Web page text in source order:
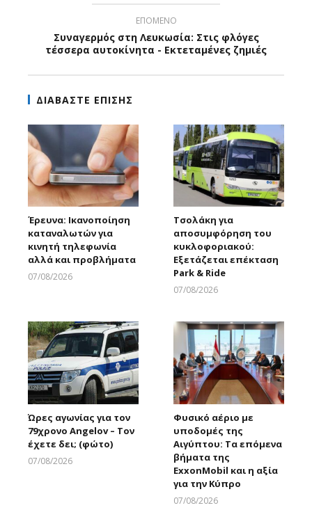
ΕΠΟΜΕΝΟ
Συναγερμός στη Λευκωσία: Στις φλόγες
τέσσερα αυτοκίνητα - Εκτεταμένες ζημιές
ΔΙΑΒΑΣΤΕ ΕΠΙΣΗΣ
Έρευνα: Ικανοποίηση
καταναλωτών για
κινητή τηλεφωνία
αλλά και προβλήματα
07/08/2026
Τσολάκη για
αποσυμφόρηση του
κυκλοφοριακού:
Εξετάζεται επέκταση
Park & Ride
07/08/2026
Ώρες αγωνίας για τον
79χρονο Angelov – Τον
έχετε δει; (φώτο)
07/08/2026
Φυσικό αέριο με
υποδομές της
Αιγύπτου: Τα επόμενα
βήματα της
ExxonMobil και η αξία
για την Κύπρο
07/08/2026